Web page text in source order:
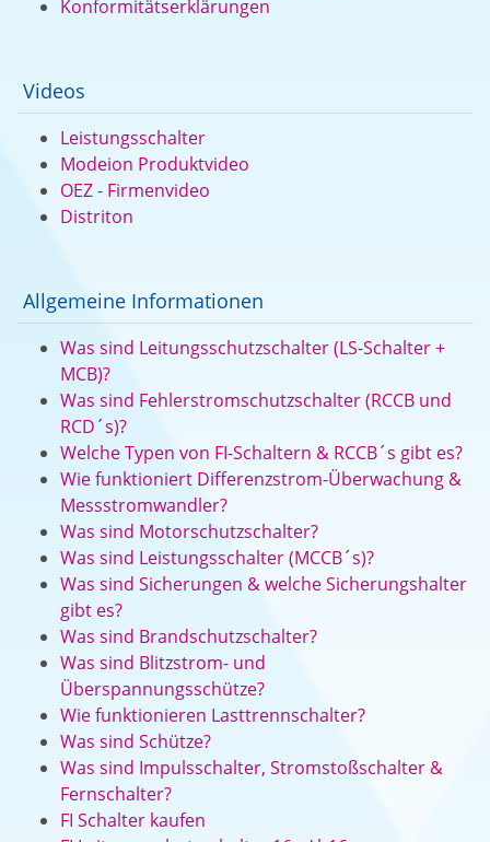
Konformitätserklärungen
Videos
Leistungsschalter
Modeion Produktvideo
OEZ - Firmenvideo
Distriton
Allgemeine Informationen
Was sind Leitungsschutzschalter (LS-Schalter +
MCB)?
Was sind Fehlerstromschutzschalter (RCCB und
RCD´s)?
Welche Typen von FI-Schaltern & RCCB´s gibt es?
Wie funktioniert Differenzstrom-Überwachung &
Messstromwandler?
Was sind Motorschutzschalter?
Was sind Leistungsschalter (MCCB´s)?
Was sind Sicherungen & welche Sicherungshalter
gibt es?
Was sind Brandschutzschalter?
Was sind Blitzstrom- und
Überspannungsschütze?
Wie funktionieren Lasttrennschalter?
Was sind Schütze?
Was sind Impulsschalter, Stromstoßschalter &
Fernschalter?
FI Schalter kaufen